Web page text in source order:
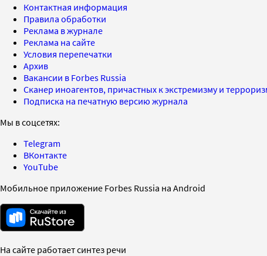
Контактная информация
Правила обработки
Реклама в журнале
Реклама на сайте
Условия перепечатки
Архив
Вакансии в Forbes Russia
Сканер иноагентов, причастных к экстремизму и
Подписка на печатную версию журнала
Мы в соцсетях:
Telegram
ВКонтакте
YouTube
Мобильное приложение Forbes Russia на Android
На сайте работает синтез речи